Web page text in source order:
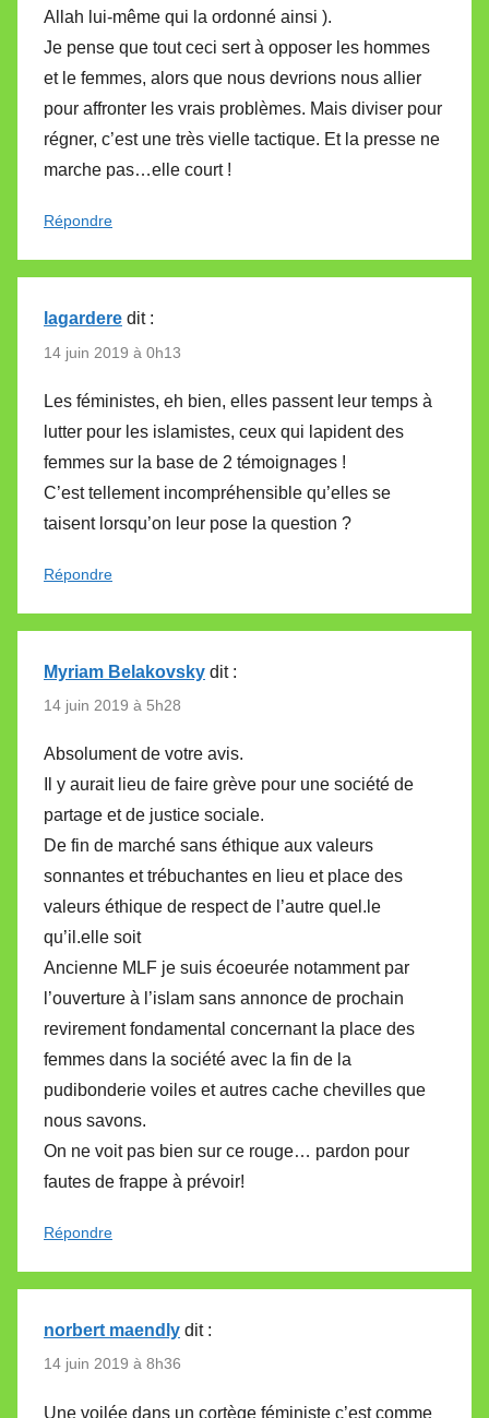
Allah lui-même qui la ordonné ainsi ).
Je pense que tout ceci sert à opposer les hommes
et le femmes, alors que nous devrions nous allier
pour affronter les vrais problèmes. Mais diviser pour
régner, c’est une très vielle tactique. Et la presse ne
marche pas…elle court !
Répondre
lagardere dit :
14 juin 2019 à 0h13
Les féministes, eh bien, elles passent leur temps à
lutter pour les islamistes, ceux qui lapident des
femmes sur la base de 2 témoignages !
C’est tellement incompréhensible qu’elles se
taisent lorsqu’on leur pose la question ?
Répondre
Myriam Belakovsky dit :
14 juin 2019 à 5h28
Absolument de votre avis.
Il y aurait lieu de faire grève pour une société de
partage et de justice sociale.
De fin de marché sans éthique aux valeurs
sonnantes et trébuchantes en lieu et place des
valeurs éthique de respect de l’autre quel.le
qu’il.elle soit
Ancienne MLF je suis écoeurée notamment par
l’ouverture à l’islam sans annonce de prochain
revirement fondamental concernant la place des
femmes dans la société avec la fin de la
pudibonderie voiles et autres cache chevilles que
nous savons.
On ne voit pas bien sur ce rouge… pardon pour
fautes de frappe à prévoir!
Répondre
norbert maendly dit :
14 juin 2019 à 8h36
Une voilée dans un cortège féministe c’est comme